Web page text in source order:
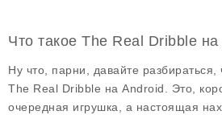
Что такое The Real Dribble
Ну что, парни, давайте разбираться,
The Real Dribble на Android. Это,
очередная игрушка, а настоящая